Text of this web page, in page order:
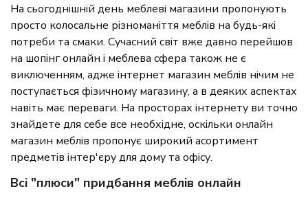
На сьогоднішній день меблеві магазини пропонують
просто колосальне різноманіття меблів на будь-які
потреби та смаки. Сучасний світ вже давно перейшов
на шопінг онлайн і меблева сфера також не є
виключенням, адже інтернет магазин меблів нічим не
поступається фізичному магазину, а в деяких аспектах
навіть має переваги. На просторах інтернету ви точно
знайдете для себе все необхідне, оскільки онлайн
магазин меблів пропонує широкий асортимент
предметів інтер'єру для дому та офісу.
Всі "плюси" придбання меблів онлайн